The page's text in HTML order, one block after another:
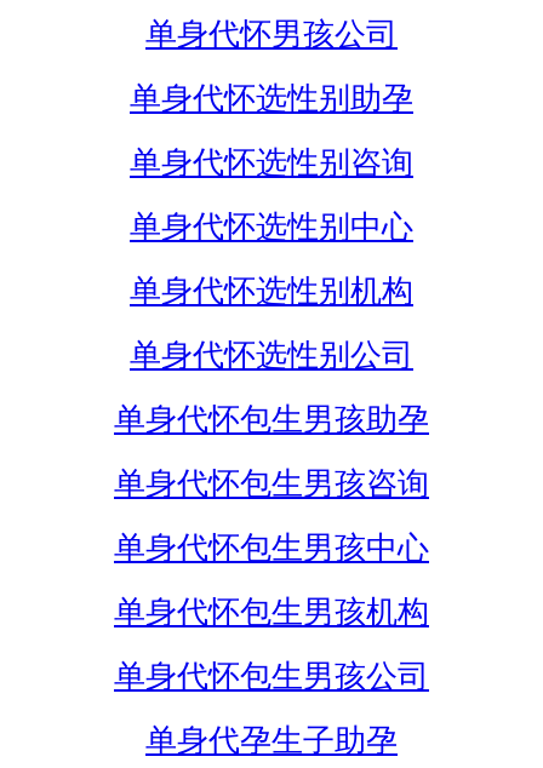
单身代怀男孩公司
单身代怀选性别助孕
单身代怀选性别咨询
单身代怀选性别中心
单身代怀选性别机构
单身代怀选性别公司
单身代怀包生男孩助孕
单身代怀包生男孩咨询
单身代怀包生男孩中心
单身代怀包生男孩机构
单身代怀包生男孩公司
单身代孕生子助孕